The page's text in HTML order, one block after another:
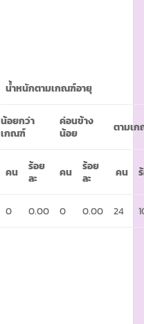
น้ำหนักตามเกณฑ์อายุ
น้อยกว่า
เกณฑ์
ค่อนข้าง
น้อย
ตามเ
คน
ร้อย
ละ
คน
ร้อย
ละ
คน
0 0.00 0 0.00 24